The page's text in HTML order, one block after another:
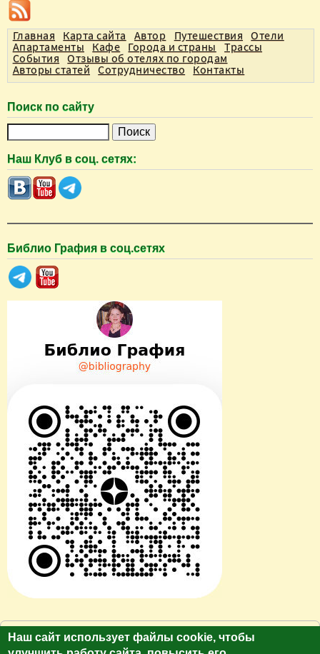
Главная Карта сайта Автор Путешествия
Отели
Апартаменты
Кафе Города и страны
Трассы
События
Отзывы об отелях по городам
Авторы статей
Сотрудничество Контакты
Поиск по сайту
и
с
к
Наш Клуб в соц. сетях:
Библио Графия в соц.сетях
© Сайт клуб путешественников "Лукас Тур"
Наш сайт использует файлы cookie, чтобы